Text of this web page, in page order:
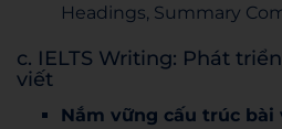
Headings, Summary
c. IELTS Writing: Phát
viết
Nắm vững cấu trúc bài